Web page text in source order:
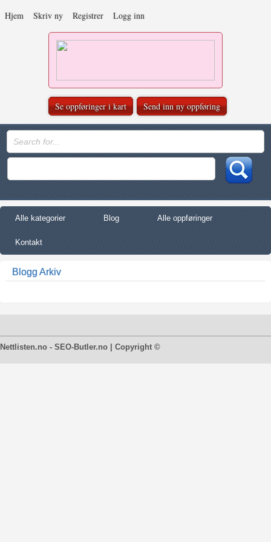
Hjem Skriv ny Registrer Logg inn
Se oppføringer i kart Send inn ny oppføring
Alle kategorier Blog Alle oppføringer
Kontakt
Blogg Arkiv
Nettlisten.no - SEO-Butler.no | Copyright ©